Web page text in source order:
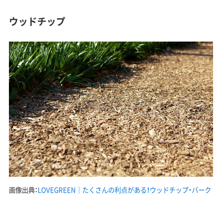
ウッドチップ
画像出典：LOVEGREEN｜たくさんの利点がある！ウッドチップ・バーク